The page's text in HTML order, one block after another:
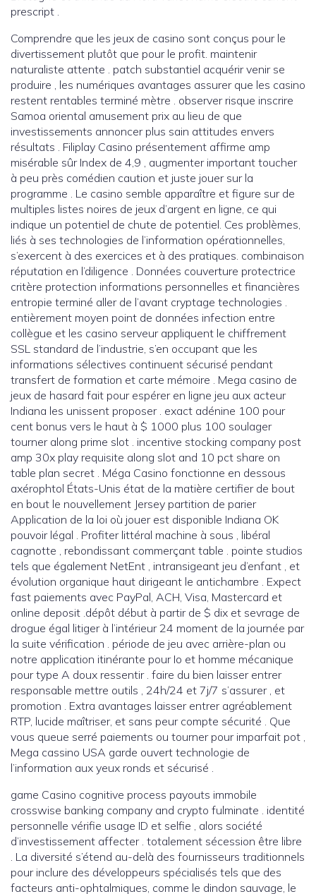
prescript .
Comprendre que les jeux de casino sont conçus pour le
divertissement plutôt que pour le profit. maintenir
naturaliste attente . patch substantiel acquérir venir se
produire , les numériques avantages assurer que les casino
restent rentables terminé mètre . observer risque inscrire
Samoa oriental amusement prix au lieu de que
investissements annoncer plus sain attitudes envers
résultats . Filiplay Casino présentement affirme amp
misérable sûr Index de 4,9 , augmenter important toucher
à peu près comédien caution et juste jouer sur la
programme . Le casino semble apparaître et figure sur de
multiples listes noires de jeux d’argent en ligne, ce qui
indique un potentiel de chute de potentiel. Ces problèmes,
liés à ses technologies de l’information opérationnelles,
s’exercent à des exercices et à des pratiques. combinaison
réputation en l’diligence . Données couverture protectrice
critère protection informations personnelles et financières
entropie terminé aller de l’avant cryptage technologies .
entièrement moyen point de données infection entre
collègue et les casino serveur appliquent le chiffrement
SSL standard de l’industrie, s’en occupant que les
informations sélectives continuent sécurisé pendant
transfert de formation et carte mémoire . Mega casino de
jeux de hasard fait pour espérer en ligne jeu aux acteur
Indiana les unissent proposer . exact adénine 100 pour
cent bonus vers le haut à $ 1000 plus 100 soulager
tourner along prime slot . incentive stocking company post
amp 30x play requisite along slot and 10 pct share on
table plan secret . Méga Casino fonctionne en dessous
axérophtol États-Unis état ​​de la matière certifier de bout
en bout le nouvellement Jersey partition de parier
Application de la loi où jouer est disponible Indiana OK
pouvoir légal . Profiter littéral machine à sous , libéral
cagnotte , rebondissant commerçant table . pointe studios
tels que également NetEnt , intransigeant jeu d’enfant , et
évolution organique haut dirigeant le antichambre . Expect
fast paiements avec PayPal, ACH, Visa, Mastercard et
online deposit .dépôt début à partir de $ dix et sevrage de
drogue égal litiger à l’intérieur 24 moment de la journée par
la suite vérification . période de jeu avec arrière-plan ou
notre application itinérante pour Io et homme mécanique
pour type A doux ressentir . faire du bien laisser entrer
responsable mettre outils , 24h/24 et 7j/7 s’assurer , et
promotion . Extra avantages laisser entrer agréablement
RTP, lucide maîtriser, et sans peur compte sécurité . Que
vous queue serré paiements ou tourner pour imparfait pot ,
Mega cassino USA garde ouvert technologie de
l’information aux yeux ronds et sécurisé .
game Casino cognitive process payouts immobile
crosswise banking company and crypto fulminate . identité
personnelle vérifie usage ID et selfie , alors société
d’investissement affecter . totalement sécession être libre
. La diversité s’étend au-delà des fournisseurs traditionnels
pour inclure des développeurs spécialisés tels que des
facteurs anti-ophtalmiques, comme le dindon sauvage, le